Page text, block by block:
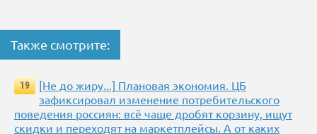
Также смотрите:
19
[Не до жиру...] Плановая экономия. ЦБ
зафиксировал изменение потребительского
поведения россиян: всё чаще дробят корзину, ищут
скидки и переходят на маркетплейсы. А от каких